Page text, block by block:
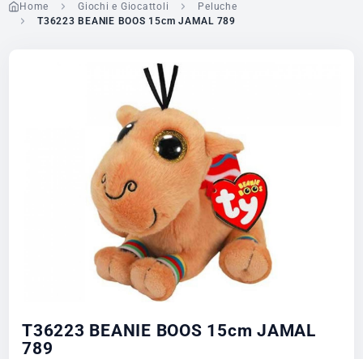
Home Giochi e Giocattoli
Peluche
T36223 BEANIE BOOS 15cm JAMAL 789
T36223 BEANIE BOOS 15cm JAMAL
789